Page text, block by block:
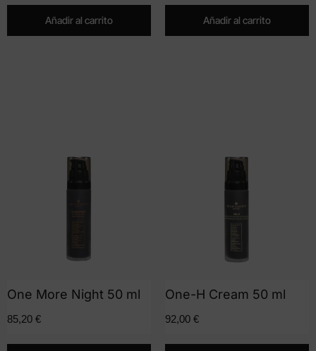
Añadir al carrito Añadir al carrito
One More Night 50 ml
85,20 €
One-H Cream 50 ml
92,00 €